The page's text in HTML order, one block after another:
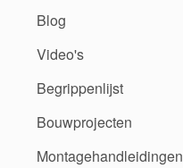
Blog
Video's
Begrippenlijst
Bouwprojecten
Montagehandleidingen